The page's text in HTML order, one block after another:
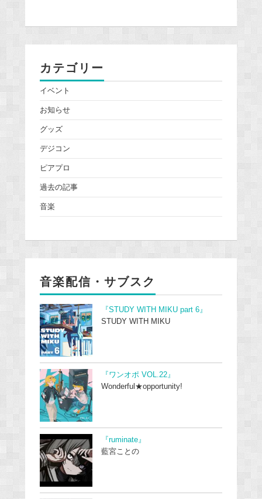
カテゴリー
イベント
お知らせ
グッズ
デジコン
ピアプロ
過去の記事
音楽
音楽配信・サブスク
『STUDY WITH MIKU part 6』
STUDY WITH MIKU
『ワンオポ VOL.22』
Wonderful★opportunity!
『ruminate』
藍宮ことの